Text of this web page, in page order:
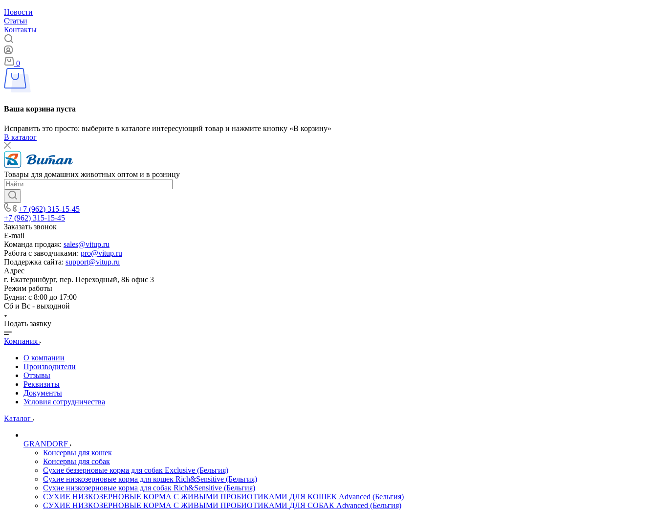
Новости
Статьи
Контакты
0
Ваша корзина пуста
Исправить это просто: выберите в каталоге интересующий товар и нажмите кнопку «В корзину»
В каталог
Товары для домашних животных оптом и в розницу
+7 (962) 315-15-45
+7 (962) 315-15-45
Заказать звонок
E-mail
Команда продаж: sales@vitup.ru
Работа с заводчиками: pro@vitup.ru
Поддержка сайта: support@vitup.ru
Адрес
г. Екатеринбург, пер. Переходный, 8Б офис 3
Режим работы
Будни: с 8:00 до 17:00
Сб и Вс - выходной
Подать заявку
Компания
О компании
Производители
Отзывы
Реквизиты
Документы
Условия сотрудничества
Каталог
GRANDORF
Консервы для кошек
Консервы для собак
Сухие беззерновые корма для собак Exclusive (Бельгия)
Сухие низкозерновые корма для кошек Rich&Sensitive (Бельгия)
Сухие низкозерновые корма для собак Rich&Sensitive (Бельгия)
СУХИЕ НИЗКОЗЕРНОВЫЕ КОРМА С ЖИВЫМИ ПРОБИОТИКАМИ ДЛЯ КОШЕК Advanced (Бельгия)
СУХИЕ НИЗКОЗЕРНОВЫЕ КОРМА С ЖИВЫМИ ПРОБИОТИКАМИ ДЛЯ СОБАК Advanced (Бельгия)